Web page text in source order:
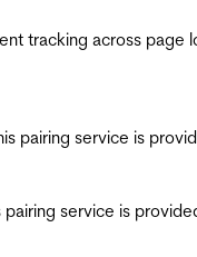
tracking across page
pairing service is
service is